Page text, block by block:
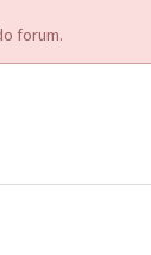
forum.